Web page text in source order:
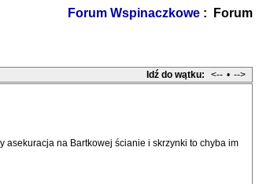
Forum Wspinaczkowe : Forum
Idź do wątku:
<-- • -->
asekuracja na Bartkowej ścianie i skrzynki to chyba im